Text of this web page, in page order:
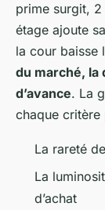
prime surgit,
étage ajoute
la cour baisse
du marché, la
d’avance. La
chaque critère
La rareté
La
d’achat